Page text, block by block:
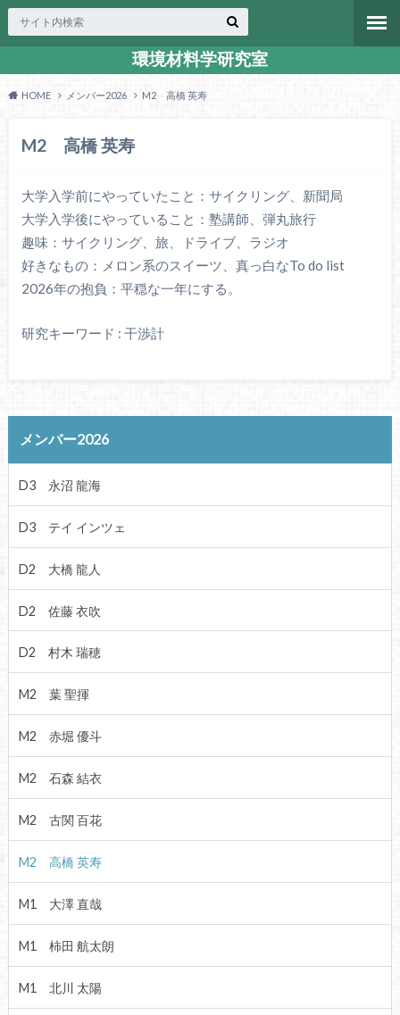
環境材料学研究室
HOME メンバー2026 M2 高橋 英寿
M2 高橋 英寿
大学入学前にやっていたこと：サイクリング、新聞局
大学入学後にやっていること：塾講師、弾丸旅行
趣味：サイクリング、旅、ドライブ、ラジオ
好きなもの：メロン系のスイーツ、真っ白なTo do list
2026年の抱負：平穏な一年にする。
研究キーワード : 干渉計
メンバー2026
D3 永沼 龍海
D3 テイ インツェ
D2 大橋 龍人
D2 佐藤 衣吹
D2 村木 瑞穂
M2 葉 聖揮
M2 赤堀 優斗
M2 石森 結衣
M2 古関 百花
M2 高橋 英寿
M1 大澤 直哉
M1 柿田 航太朗
M1 北川 太陽